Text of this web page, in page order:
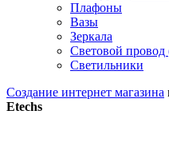
Плафоны
Вазы
Зеркала
Световой
Светильники
Создание интернет магазина
Etechs